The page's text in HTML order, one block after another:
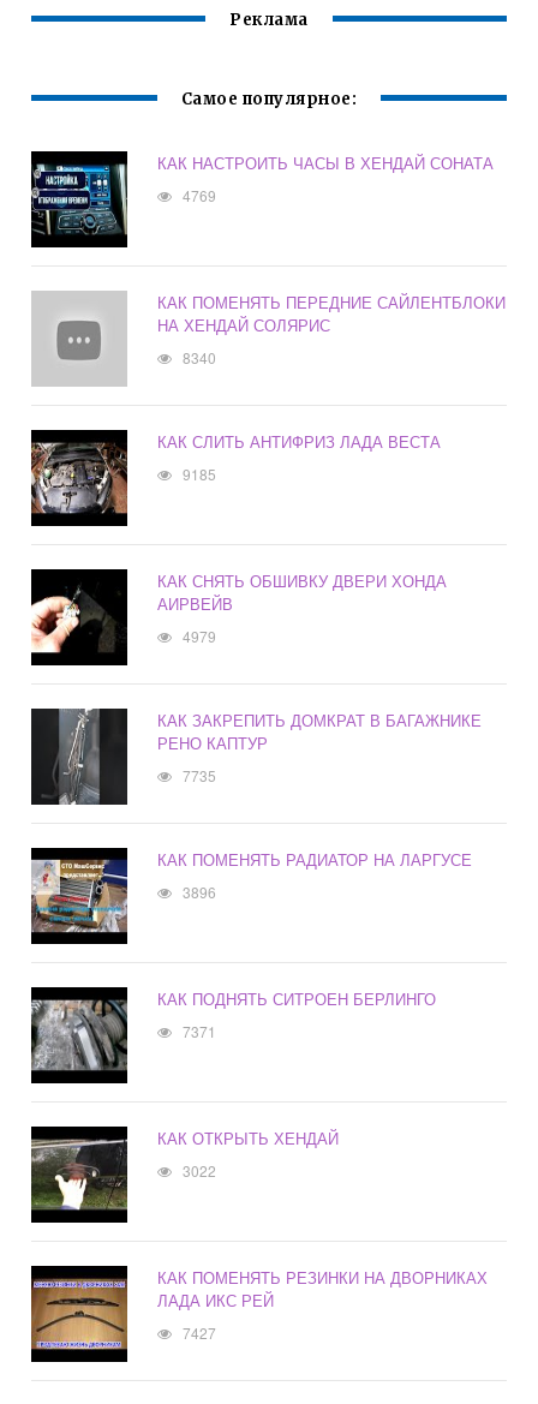
Реклама
Самое популярное:
КАК НАСТРОИТЬ ЧАСЫ В ХЕНДАЙ СОНАТА
4769
КАК ПОМЕНЯТЬ ПЕРЕДНИЕ САЙЛЕНТБЛОКИ
НА ХЕНДАЙ СОЛЯРИС
8340
КАК СЛИТЬ АНТИФРИЗ ЛАДА ВЕСТА
9185
КАК СНЯТЬ ОБШИВКУ ДВЕРИ ХОНДА
АИРВЕЙВ
4979
КАК ЗАКРЕПИТЬ ДОМКРАТ В БАГАЖНИКЕ
РЕНО КАПТУР
7735
КАК ПОМЕНЯТЬ РАДИАТОР НА ЛАРГУСЕ
3896
КАК ПОДНЯТЬ СИТРОЕН БЕРЛИНГО
7371
КАК ОТКРЫТЬ ХЕНДАЙ
3022
КАК ПОМЕНЯТЬ РЕЗИНКИ НА ДВОРНИКАХ
ЛАДА ИКС РЕЙ
7427